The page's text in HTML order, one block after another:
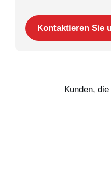
Kontaktieren Sie
Kunden,